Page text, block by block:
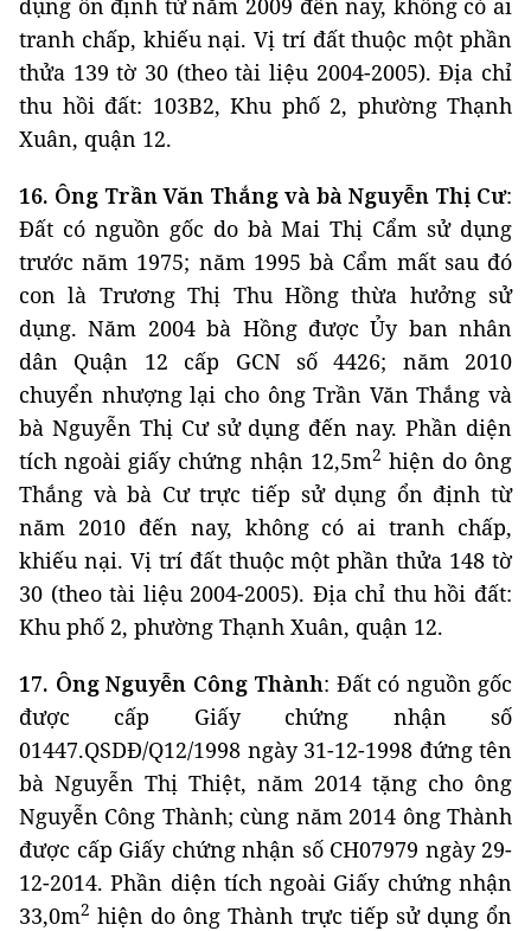
dụng ổn định từ năm 2009 đến nay, không có ai
tranh chấp, khiếu nại. Vị trí đất thuộc một phần
thửa 139 tờ 30 (theo tài liệu 2004-2005). Địa chỉ
thu hồi đất: 103B2, Khu phố 2, phường Thạnh
Xuân, quận 12.
16. Ông Trần Văn Thắng và bà Nguyễn Thị Cư:
Đất có nguồn gốc do bà Mai Thị Cẩm sử dụng
trước năm 1975; năm 1995 bà Cẩm mất sau đó
con là Trương Thị Thu Hồng thừa hưởng sử
dụng. Năm 2004 bà Hồng được Ủy ban nhân
dân Quận 12 cấp GCN số 4426; năm 2010
chuyển nhượng lại cho ông Trần Văn Thắng và
bà Nguyễn Thị Cư sử dụng đến nay. Phần diện
tích ngoài giấy chứng nhận 12,5m2 hiện do ông
Thắng và bà Cư trực tiếp sử dụng ổn định từ
năm 2010 đến nay, không có ai tranh chấp,
khiếu nại. Vị trí đất thuộc một phần thửa 148 tờ
30 (theo tài liệu 2004-2005). Địa chỉ thu hồi đất:
Khu phố 2, phường Thạnh Xuân, quận 12.
17. Ông Nguyễn Công Thành: Đất có nguồn gốc
được cấp Giấy chứng nhận số
01447.QSDĐ/Q12/1998 ngày 31-12-1998 đứng tên
bà Nguyễn Thị Thiệt, năm 2014 tặng cho ông
Nguyễn Công Thành; cùng năm 2014 ông Thành
được cấp Giấy chứng nhận số CH07979 ngày 29-
12-2014. Phần diện tích ngoài Giấy chứng nhận
33,0m2 hiện do ông Thành trực tiếp sử dụng ổn